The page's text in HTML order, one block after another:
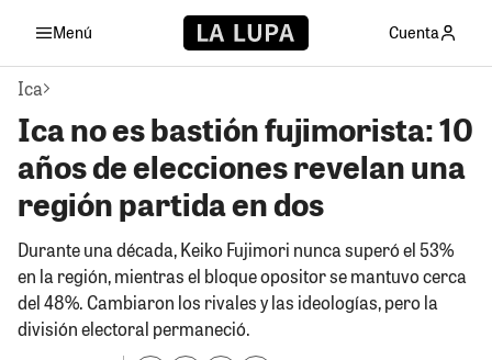
Menú Cuenta
Ica
Ica no es bastión fujimorista: 10
años de elecciones revelan una
región partida en dos
Durante una década, Keiko Fujimori nunca superó el 53%
en la región, mientras el bloque opositor se mantuvo cerca
del 48%. Cambiaron los rivales y las ideologías, pero la
división electoral permaneció.